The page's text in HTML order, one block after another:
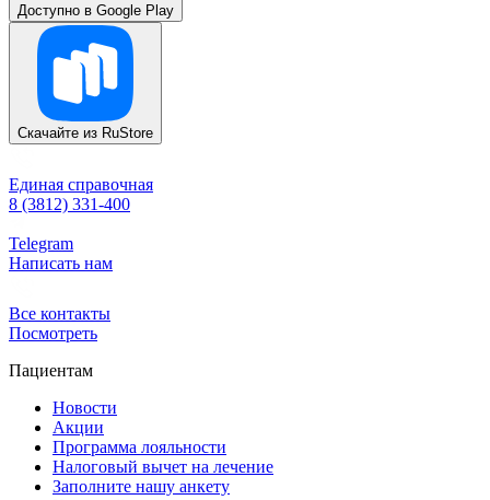
Доступно в Google Play
Скачайте из RuStore
Единая справочная
8 (3812) 331-400
Telegram
Написать нам
Все контакты
Посмотреть
Пациентам
Новости
Акции
Программа лояльности
Налоговый вычет на лечение
Заполните нашу анкету